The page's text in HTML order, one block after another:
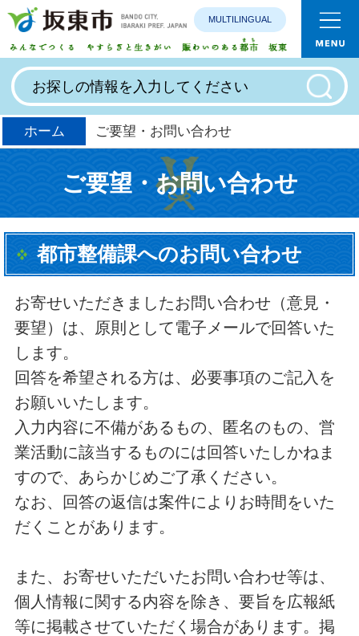
みんなで
MULTILINGUAL
ホーム ご要望・お問い合わせ
ご要望・お問い合わせ
都市整備課へのお問い合わせ
お寄せいただきましたお問い合わせ（意見・
要望）は、原則として電子メールで回答いた
します。
回答を希望される方は、必要事項のご記入を
お願いいたします。
入力内容に不備があるもの、匿名のもの、営
業活動に該当するものには回答いたしかねま
すので、あらかじめご了承ください。
なお、回答の返信は案件によりお時間をいた
だくことがあります。
また、お寄せいただいたお問い合わせ等は、
個人情報に関する内容を除き、要旨を広報紙
等に掲載させていただく場合があります。掲